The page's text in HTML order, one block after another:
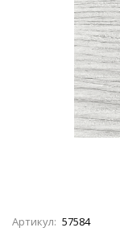
Артикул: 57584